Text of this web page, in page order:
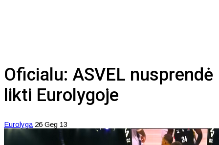
Oficialu: ASVEL nusprendė
likti Eurolygoje
Eurolyga 26 Geg 13